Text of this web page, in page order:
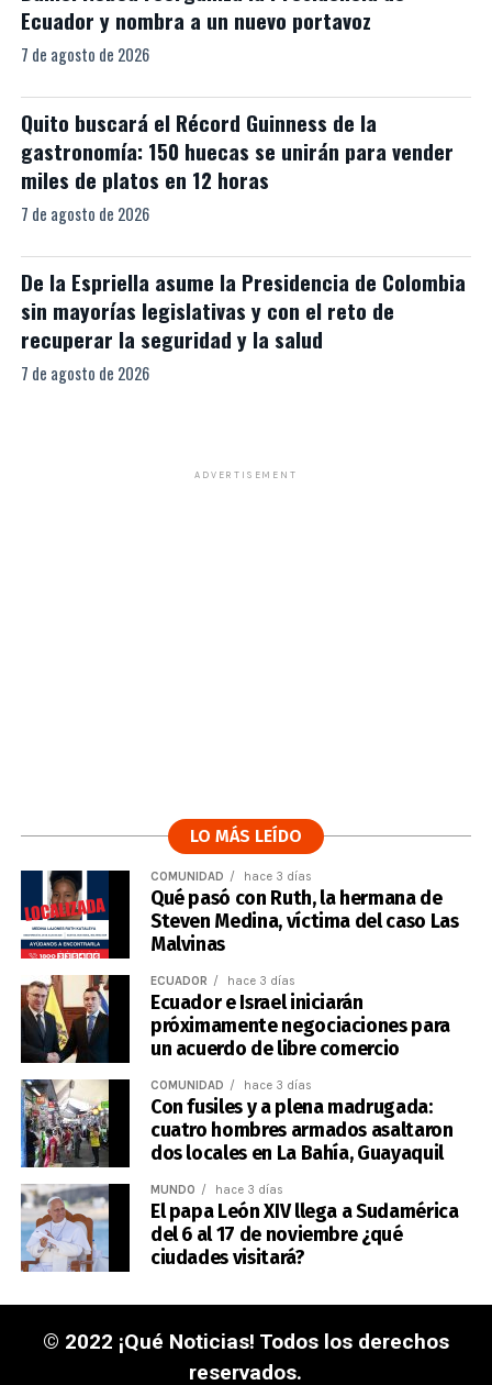
Ecuador y nombra a un nuevo portavoz
7 de agosto de 2026
Quito buscará el Récord Guinness de la
gastronomía: 150 huecas se unirán para vender
miles de platos en 12 horas
7 de agosto de 2026
De la Espriella asume la Presidencia de Colombia
sin mayorías legislativas y con el reto de
recuperar la seguridad y la salud
7 de agosto de 2026
ADVERTISEMENT
LO MÁS LEÍDO
COMUNIDAD hace 3 días
Qué pasó con Ruth, la hermana de
Steven Medina, víctima del caso Las
Malvinas
ECUADOR hace 3 días
Ecuador e Israel iniciarán
próximamente negociaciones para
un acuerdo de libre comercio
COMUNIDAD hace 3 días
Con fusiles y a plena madrugada:
cuatro hombres armados asaltaron
dos locales en La Bahía, Guayaquil
MUNDO hace 3 días
El papa León XIV llega a Sudamérica
del 6 al 17 de noviembre ¿qué
ciudades visitará?
© 2022 ¡Qué Noticias! Todos los derechos
reservados.